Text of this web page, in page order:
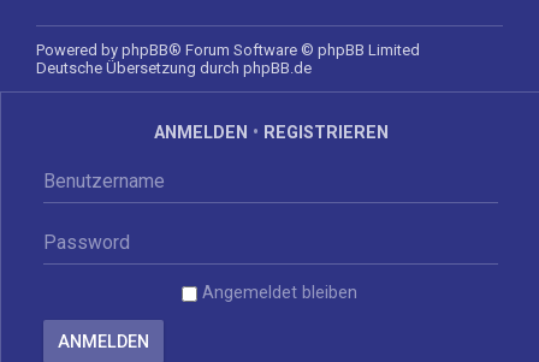
Powered by phpBB® Forum Software © phpBB Limited
Deutsche Übersetzung durch phpBB.de
ANMELDEN • REGISTRIEREN
Angemeldet bleiben